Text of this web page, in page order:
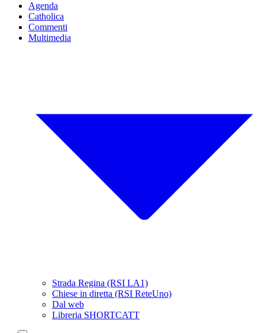
Agenda
Catholica
Commenti
Multimedia
Strada Regina (RSI LA1)
Chiese in diretta (RSI ReteUno)
Dal web
Libreria SHORTCATT